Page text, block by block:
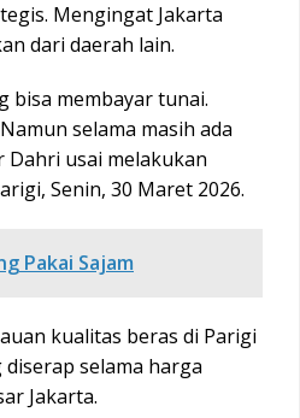
Mengingat Jakarta
dari daerah lain.
bisa membayar tunai.
selama masih ada
usai melakukan
Senin, 30 Maret 2026.
Pakai Sajam
kualitas beras di Parigi
selama harga
Jakarta.